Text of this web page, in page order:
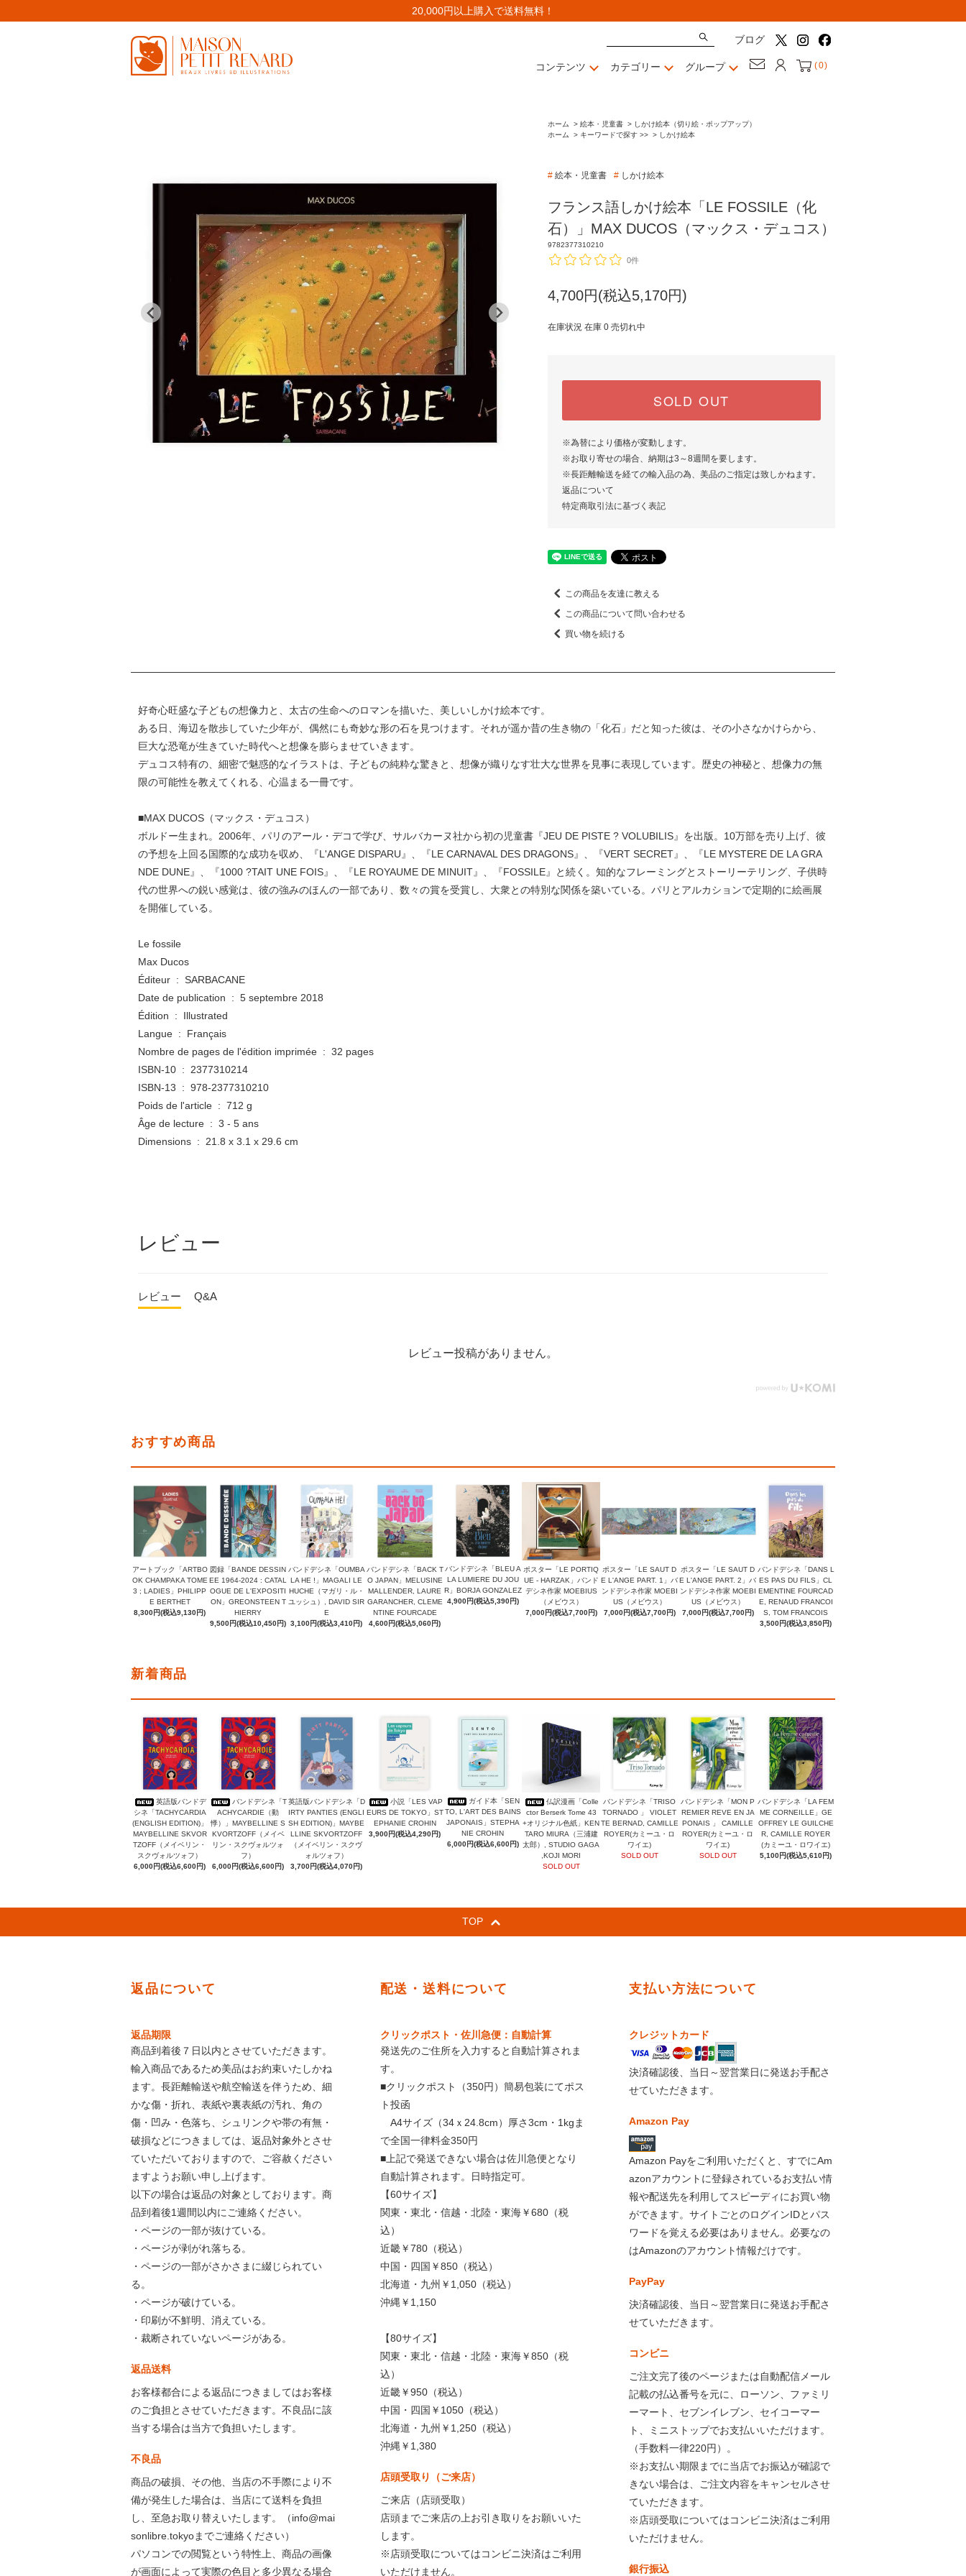
20,000円以上購入で送料無料！
ブログ
コンテンツ カテゴリー グループ (0)
ホーム > 絵本・児童書 > しかけ絵本（切り絵・ポップアップ）
ホーム
> キーワードで探す >> > しかけ絵本
# 絵本・児童書 # しかけ絵本
フランス語しかけ絵本「LE FOSSILE（化
石）」MAX DUCOS（マックス・デュコス）
9782377310210
0件
4,700円(税込5,170円)
在庫状況 在庫 0 売切れ中
SOLD OUT
※為替により価格が変動します。
※お取り寄せの場合、納期は3～8週間を要します。
※長距離輸送を経ての輸入品の為、美品のご指定は致しかねます。
返品について
特定商取引法に基づく表記
この商品を友達に教える
この商品について問い合わせる
買い物を続ける
好奇心旺盛な子どもの想像力と、太古の生命へのロマンを描いた、美しいしかけ絵本です。
ある日、海辺を散歩していた少年が、偶然にも奇妙な形の石を見つけます。それが遥か昔の生き物の「化石」だと知った彼は、その小さなかけらから、
巨大な恐竜が生きていた時代へと想像を膨らませていきます。
デュコス特有の、細密で魅惑的なイラストは、子どもの純粋な驚きと、想像が織りなす壮大な世界を見事に表現しています。歴史の神秘と、想像力の無
限の可能性を教えてくれる、心温まる一冊です。
■MAX DUCOS（マックス・デュコス）
ボルドー生まれ。2006年、パリのアール・デコで学び、サルバカーヌ社から初の児童書『JEU DE PISTE ? VOLUBILIS』を出版。10万部を売り上げ、彼
の予想を上回る国際的な成功を収め、『L'ANGE DISPARU』、『LE CARNAVAL DES DRAGONS』、『VERT SECRET』、『LE MYSTERE DE LA GRA
NDE DUNE』、『1000 ?TAIT UNE FOIS』、『LE ROYAUME DE MINUIT』、『FOSSILE』と続く。知的なフレーミングとストーリーテリング、子供時
代の世界への鋭い感覚は、彼の強みのほんの一部であり、数々の賞を受賞し、大衆との特別な関係を築いている。パリとアルカションで定期的に絵画展
を開催している。
Le fossile
Max Ducos
Éditeur ‏ : ‎ SARBACANE
Date de publication ‏ : ‎ 5 septembre 2018
Édition ‏ : ‎ Illustrated
Langue ‏ : ‎ Français
Nombre de pages de l'édition imprimée ‏ : ‎ 32 pages
ISBN-10 ‏ : ‎ 2377310214
ISBN-13 ‏ : ‎ 978-2377310210
Poids de l'article ‏ : ‎ 712 g
Âge de lecture ‏ : ‎ 3 - 5 ans
Dimensions ‏ : ‎ 21.8 x 3.1 x 29.6 cm
レビュー
レビュー Q&A
レビュー投稿がありません。
おすすめ商品
アートブック「ARTBO
OK CHAMPAKA TOME
3 ; LADIES」PHILIPP
E BERTHET
8,300円(税込9,130円)
図録「BANDE DESSIN
EE 1964-2024 : CATAL
OGUE DE L'EXPOSITI
ON」GREONSTEEN T
HIERRY
9,500円(税込10,450円)
バンドデシネ「OUMBA
LA HE !」MAGALI LE
HUCHE（マガリ・ル・
ユッシュ）, DAVID SIR
E
3,100円(税込3,410円)
バンドデシネ「BACK T
O JAPAN」MELUSINE
MALLENDER, LAURE
GARANCHER, CLEME
NTINE FOURCADE
4,600円(税込5,060円)
バンドデシネ「BLEU A
LA LUMIERE DU JOU
R」BORJA GONZALEZ
4,900円(税込5,390円)
ポスター「LE PORTIQ
UE - HARZAK」バンド
デシネ作家 MOEBIUS
（メビウス）
7,000円(税込7,700円)
ポスター「LE SAUT D
E L'ANGE PART. 1」バ
ンドデシネ作家 MOEBI
US（メビウス）
7,000円(税込7,700円)
ポスター「LE SAUT D
E L'ANGE PART. 2」バ
ンドデシネ作家 MOEBI
US（メビウス）
7,000円(税込7,700円)
バンドデシネ「DANS L
ES PAS DU FILS」CL
EMENTINE FOURCAD
E, RENAUD FRANCOI
S, TOM FRANCOIS
3,500円(税込3,850円)
新着商品
英語版バンドデ
シネ「TACHYCARDIA
(ENGLISH EDITION)」
MAYBELLINE SKVOR
TZOFF（メイベリン・
スクヴォルツォフ）
6,000円(税込6,600円)
バンドデシネ「T
ACHYCARDIE（動
悸）」MAYBELLINE S
KVORTZOFF（メイベ
リン・スクヴォルツォ
フ）
6,000円(税込6,600円)
英語版バンドデシネ「D
IRTY PANTIES (ENGLI
SH EDITION)」MAYBE
LLINE SKVORTZOFF
（メイベリン・スクヴ
ォルツォフ）
3,700円(税込4,070円)
小説「LES VAP
EURS DE TOKYO」ST
EPHANIE CROHIN
3,900円(税込4,290円)
ガイド本「SEN
TO, L'ART DES BAINS
JAPONAIS」STEPHA
NIE CROHIN
6,000円(税込6,600円)
仏訳漫画「Colle
ctor Berserk Tome 43
+オリジナル色紙」KEN
TARO MIURA（三浦建
太郎）, STUDIO GAGA
,KOJI MORI
SOLD OUT
バンドデシネ「TRISO
TORNADO 」 VIOLET
TE BERNAD, CAMILLE
ROYER(カミーユ・ロ
ワイエ)
SOLD OUT
バンドデシネ「MON P
REMIER REVE EN JA
PONAIS 」 CAMILLE
ROYER(カミーユ・ロ
ワイエ)
SOLD OUT
バンドデシネ「LA FEM
ME CORNEILLE」GE
OFFREY LE GUILCHE
R, CAMILLE ROYER
(カミーユ・ロワイエ)
5,100円(税込5,610円)
TOP
返品について
返品期限
商品到着後７日以内とさせていただきます。
輸入商品であるため美品はお約束いたしかね
ます。長距離輸送や航空輸送を伴うため、細
かな傷・折れ、表紙や裏表紙の汚れ、角の
傷・凹み・色落ち、シュリンクや帯の有無・
破損などにつきましては、返品対象外とさせ
ていただいておりますので、ご容赦ください
ますようお願い申し上げます。
以下の場合は返品の対象としております。商
品到着後1週間以内にご連絡ください。
・ページの一部が抜けている。
・ページが剥がれ落ちる。
・ページの一部がさかさまに綴じられてい
る。
・ページが破けている。
・印刷が不鮮明、消えている。
・裁断されていないページがある。
返品送料
お客様都合による返品につきましてはお客様
のご負担とさせていただきます。不良品に該
当する場合は当方で負担いたします。
不良品
商品の破損、その他、当店の不手際により不
備が発生した場合は、当店にて送料を負担
し、至急お取り替えいたします。（info@mai
sonlibre.tokyoまでご連絡ください）
パソコンでの閲覧という特性上、商品の画像
が画面によって実際の色目と多少異なる場合
配送・送料について
クリックポスト・佐川急便：自動計算
発送先のご住所を入力すると自動計算されま
す。
■クリックポスト（350円）簡易包装にてポス
ト投函
A4サイズ（34ｘ24.8cm）厚さ3cm・1kgま
で全国一律料金350円
■上記で発送できない場合は佐川急便となり
自動計算されます。日時指定可。
【60サイズ】
関東・東北・信越・北陸・東海￥680（税
込）
近畿￥780（税込）
中国・四国￥850（税込）
北海道・九州￥1,050（税込）
沖縄￥1,150
【80サイズ】
関東・東北・信越・北陸・東海￥850（税
込）
近畿￥950（税込）
中国・四国￥1050（税込）
北海道・九州￥1,250（税込）
沖縄￥1,380
店頭受取り（ご来店）
ご来店（店頭受取）
店頭までご来店の上お引き取りをお願いいた
します。
※店頭受取についてはコンビニ決済はご利用
いただけません。
支払い方法について
クレジットカード
決済確認後、当日～翌営業日に発送お手配さ
せていただきます。
Amazon Pay
Amazon Payをご利用いただくと、すでにAm
azonアカウントに登録されているお支払い情
報や配送先を利用してスピーディにお買い物
ができます。サイトごとのログインIDとパス
ワードを覚える必要はありません。必要なの
はAmazonのアカウント情報だけです。
PayPay
決済確認後、当日～翌営業日に発送お手配さ
せていただきます。
コンビニ
ご注文完了後のページまたは自動配信メール
記載の払込番号を元に、ローソン、ファミリ
ーマート、セブンイレブン、セイコーマー
ト、ミニストップでお支払いいただけます。
（手数料一律220円）。
※お支払い期限までに当店でお振込が確認で
きない場合は、ご注文内容をキャンセルさせ
ていただきます。
※店頭受取についてはコンビニ決済はご利用
いただけません。
銀行振込